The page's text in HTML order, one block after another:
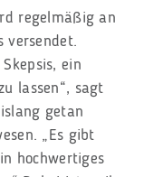
regelmäßig an
versendet.
ein
lassen“, sagt
getan
„Es gibt
hochwertiges